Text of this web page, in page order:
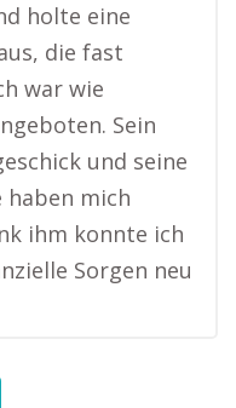
holte eine
die fast
war wie
Sein
und seine
haben mich
ihm konnte ich
Sorgen neu